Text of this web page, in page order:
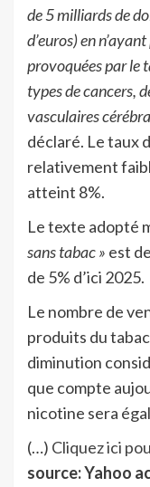
de 5 milliards de
d’euros) en
provoquées par le
types de cancers,
vasculaires
déclaré. Le taux
relativement
atteint 8%.
Le texte adopté
sans tabac » est
de 5% d’ici 2025.
Le nombre de
produits du
diminution
que compte
nicotine sera
(…) Cliquez ici
source: Yahoo